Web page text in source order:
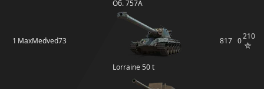
Об. 757А
1 MaxMedved73
Lorraine 50 t
817 0210